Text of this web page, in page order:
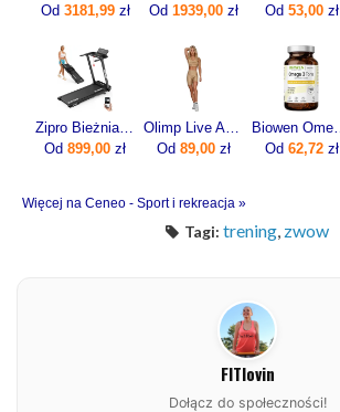
Od 3181,99zł
Od 1939,00zł
Od 53,00zł
Od 899,00 zł
Od 89,00zł
Od 62,72zł
Więcej na Ceneo - Sport i rekreacja »
Tagi: trening zwow
FITlovin
Dołącz do społeczności!